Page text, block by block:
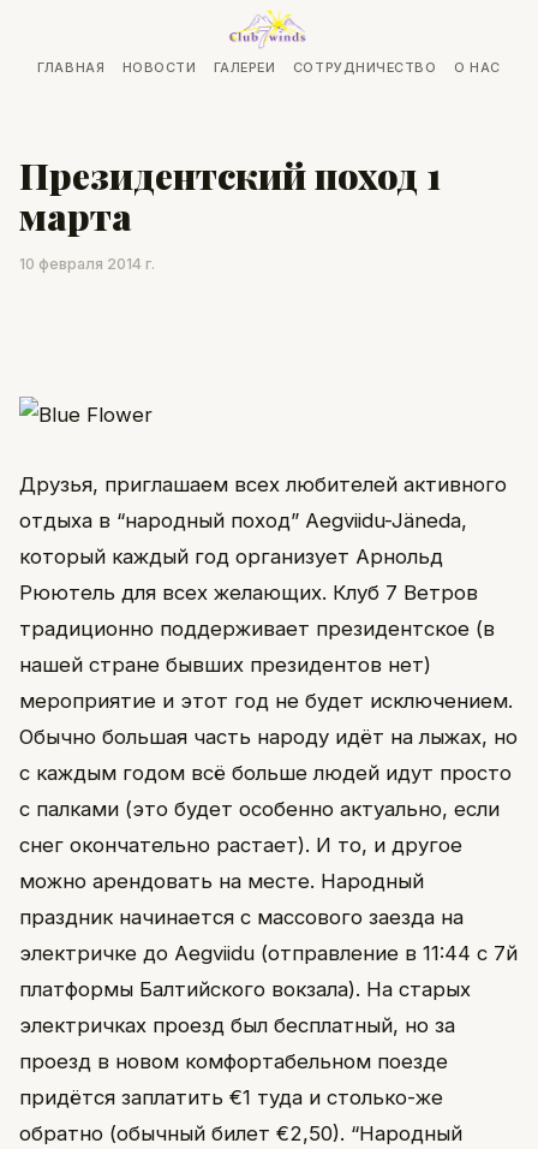
ГЛАВНАЯ НОВОСТИ ГАЛЕРЕИ СОТРУДНИЧЕСТВО О НАС
Президентский поход 1
марта
10 февраля 2014 г.
Друзья, приглашаем всех любителей активного
отдыха в “народный поход” Aegviidu-Jäneda,
который каждый год организует Арнольд
Рюютель для всех желающих. Клуб 7 Ветров
традиционно поддерживает президентское (в
нашей стране бывших президентов нет)
мероприятие и этот год не будет исключением.
Обычно большая часть народу идёт на лыжах, но
с каждым годом всё больше людей идут просто
с палками (это будет особенно актуально, если
снег окончательно растает). И то, и другое
можно арендовать на месте. Народный
праздник начинается с массового заезда на
электричке до Aegviidu (отправление в 11:44 с 7й
платформы Балтийского вокзала). На старых
электричках проезд был бесплатный, но за
проезд в новом комфортабельном поезде
придётся заплатить €1 туда и столько-же
обратно (обычный билет €2,50). “Народный